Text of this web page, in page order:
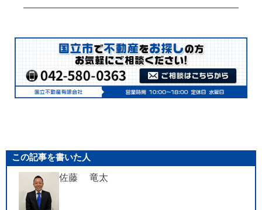
この記事を書いた人
佐藤 竜太